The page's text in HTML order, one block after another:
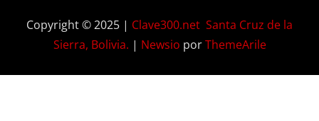
Copyright © 2025 | Clave300.net Santa Cruz de la
Sierra, Bolivia. | Newsio porThemeArile